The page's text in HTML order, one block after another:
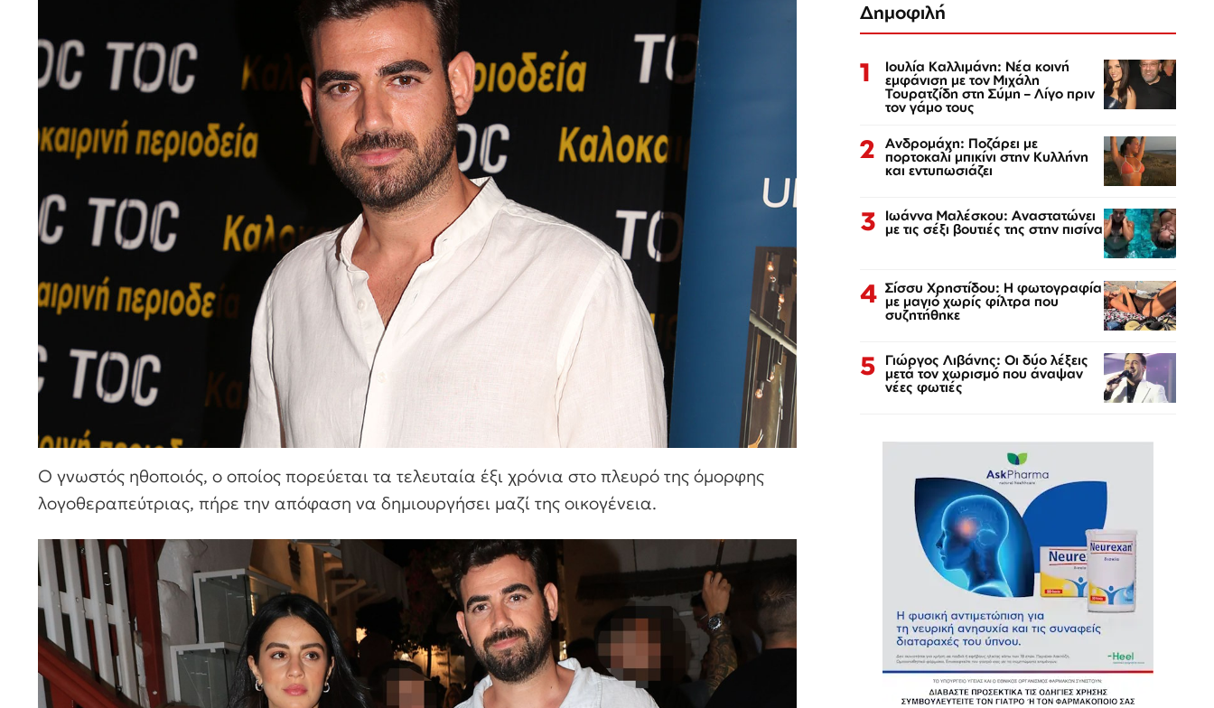
Ο γνωστός ηθοποιός, ο οποίος πορεύεται τα τελευταία έξι χρόνια στο πλευρό της όμορφης
λογοθεραπεύτριας, πήρε την απόφαση να δημιουργήσει μαζί της οικογένεια.
Δημοφιλή
1 Ιουλία Καλλιμάνη: Νέα κοινή
εμφάνιση με τον Μιχάλη
Τουρατζίδη στη Σύμη – Λίγο πριν
τον γάμο τους
2 Ανδρομάχη: Ποζάρει με
πορτοκαλί μπικίνι στην Κυλλήνη
και εντυπωσιάζει
3 Ιωάννα Μαλέσκου: Αναστατώνει
με τις σέξι βουτιές της στην πισίνα
4 Σίσσυ Χρηστίδου: Η φωτογραφία
με μαγιό χωρίς φίλτρα που
συζητήθηκε
5 Γιώργος Λιβάνης: Οι δύο λέξεις
μετά τον χωρισμό που άναψαν
νέες φωτιές